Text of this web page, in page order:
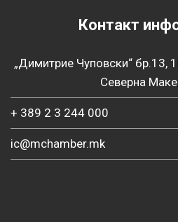
Контакт
„Димитрие Чуповски“ бр.13,
Северна
+ 389 2 3 244 000
ic@mchamber.mk